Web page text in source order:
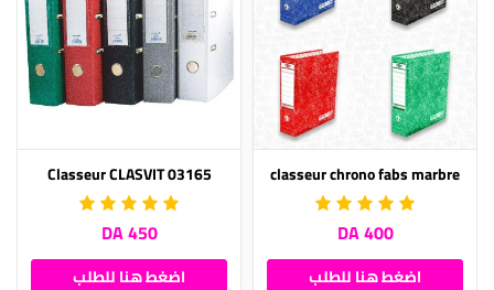
classeur chrono fabs marbre
400 DA
اضغط هنا للطلب
Classeur CLASVIT 03165
450 DA
اضغط هنا للطلب